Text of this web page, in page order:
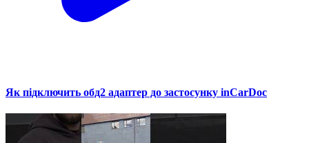
Як підключить обд2 адаптер до застосунку inCarDoc